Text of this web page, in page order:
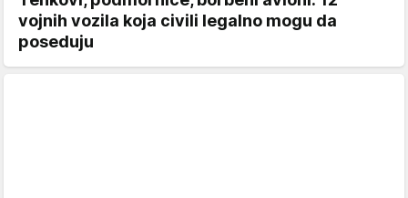
vojnih vozila koja civili legalno mogu da
poseduju